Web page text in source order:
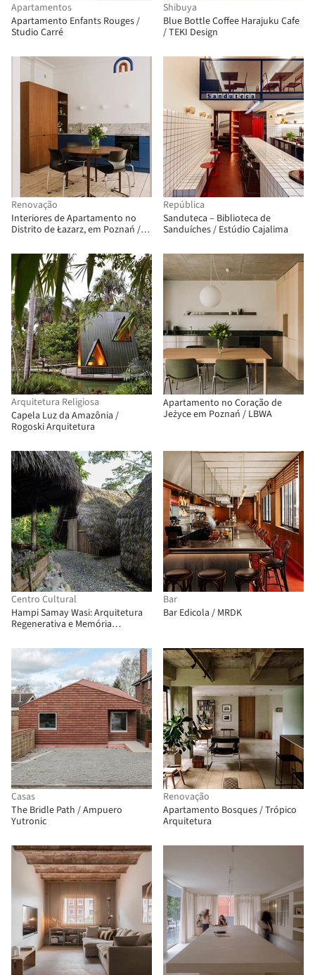
Apartamentos
Apartamento Enfants Rouges /
Studio Carré
Shibuya
Blue Bottle Coffee Harajuku Cafe
/ TEKI Design
Renovação
Interiores de Apartamento no
Distrito de Łazarz, em Poznań /
República
Sanduteca – Biblioteca de
Sanduíches / Estúdio Cajalima
Arquitetura Religiosa
Capela Luz da Amazônia /
Rogoski Arquitetura
Apartamento no Coração de
Jeżyce em Poznań / LBWA
Centro Cultural
Hampi Samay Wasi: Arquitetura
Regenerativa e Memória
Allwa Arquitectura
Bar
Bar Edicola / MRDK
Casas
The Bridle Path / Ampuero
Yutronic
Renovação
Apartamento Bosques / Trópico
Arquitetura